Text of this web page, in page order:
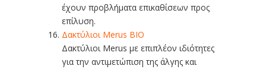
έχουν προβλήματα επικαθίσεων προς
επίλυση.
Δακτύλιοι Merus BIO
Δακτύλιοι Merus με επιπλέον ιδιότητες
για την αντιμετώπιση της άλγης και